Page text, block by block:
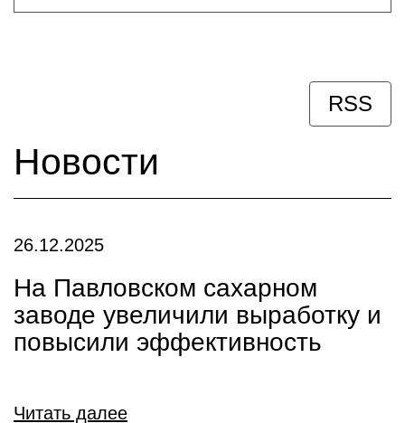
RSS
Новости
26.12.2025
На Павловском сахарном
заводе увеличили выработку и
повысили эффективность
Читать далее